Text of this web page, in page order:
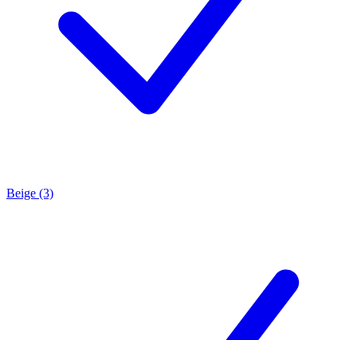
Beige (3)